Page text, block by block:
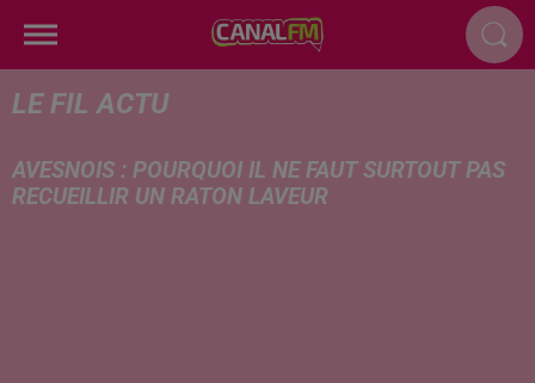
LE FIL ACTU
AVESNOIS : POURQUOI IL NE FAUT SURTOUT PAS
RECUEILLIR UN RATON LAVEUR